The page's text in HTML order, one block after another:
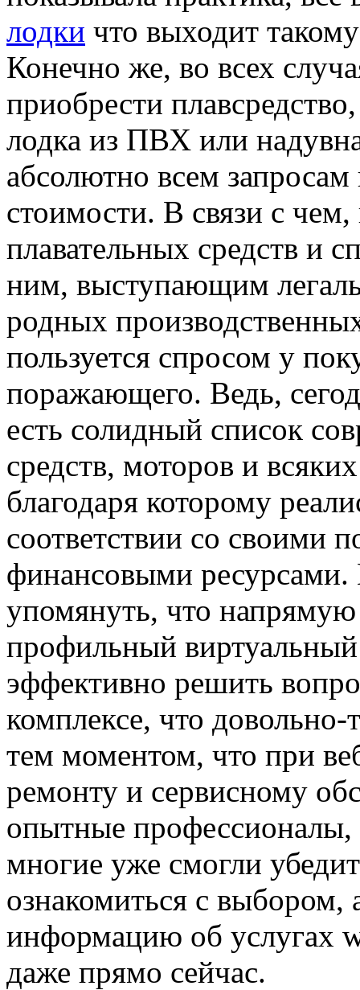
лодки что выходит
Конечно же, во всех
приобрести
лодка из ПВХ или
абсолютно всем
стоимости. В связи с
плавательных средств и
ним, выступающим
родных
пользуется спросом у
поражающего. Ведь,
есть солидный список
средств, моторов и
благодаря которому
соответствии со своими
финансовыми
упомянуть, что
профильный
эффективно решить
комплексе, что
тем моментом, что при
ремонту и сервисному
опытные профессионалы,
многие уже смогли
ознакомиться с выбором,
информацию об услугах
даже прямо сейчас.